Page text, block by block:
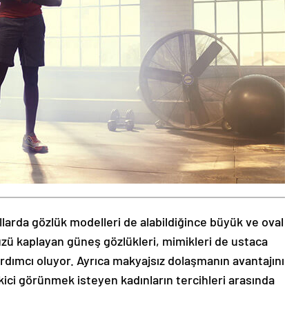
gözlük modelleri de alabildiğince büyük ve oval
kaplayan güneş gözlükleri, mimikleri de ustaca
oluyor. Ayrıca makyajsız dolaşmanın avantajını
görünmek isteyen kadınların tercihleri arasında